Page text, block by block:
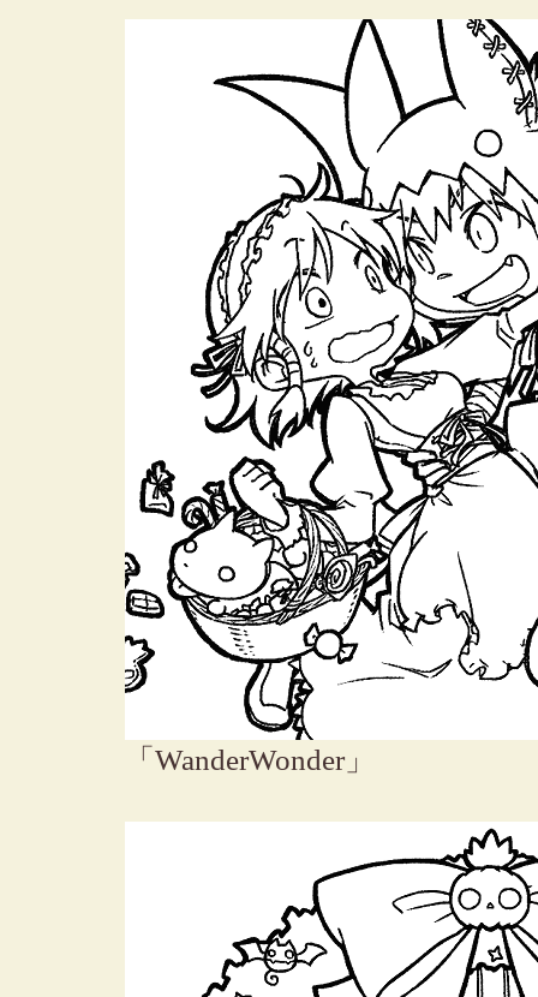
「WanderWonder」